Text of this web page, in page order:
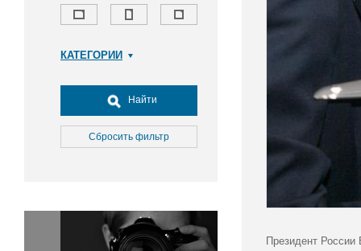
КАТЕГОРИИ
Досуг, туризм и отдых
Культура
Медицина
Окружающая среда
Политика
Найти
Сбросить фильтр
Президент